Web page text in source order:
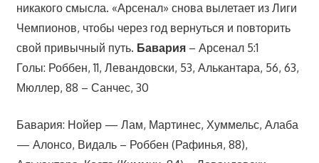
никакого смысла. «Арсенал» снова вылетает из Лиги
Чемпионов, чтобы через год вернуться и повторить
свой привычный путь. Бавария– Арсенал 5:1
Голы: Роббен, 11, Левандовски, 53, Алькантара, 56, 63,
Мюллер, 88 – Санчес, 30
Бавария: Нойер — Лам, Мартинес, Хуммельс, Алаба
— Алонсо, Видаль – Роббен (Рафинья, 88),